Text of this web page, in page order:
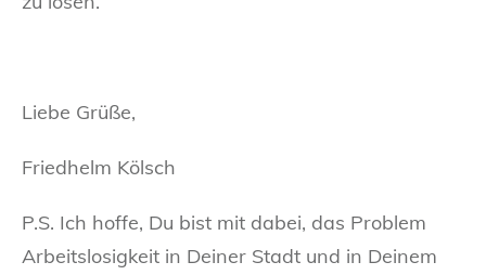
Liebe Grüße,
Friedhelm Kölsch
P.S. Ich hoffe, Du bist mit dabei, das Problem
Arbeitslosigkeit in Deiner Stadt und in Deinem